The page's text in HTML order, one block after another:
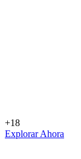
+18
Explorar Ahora